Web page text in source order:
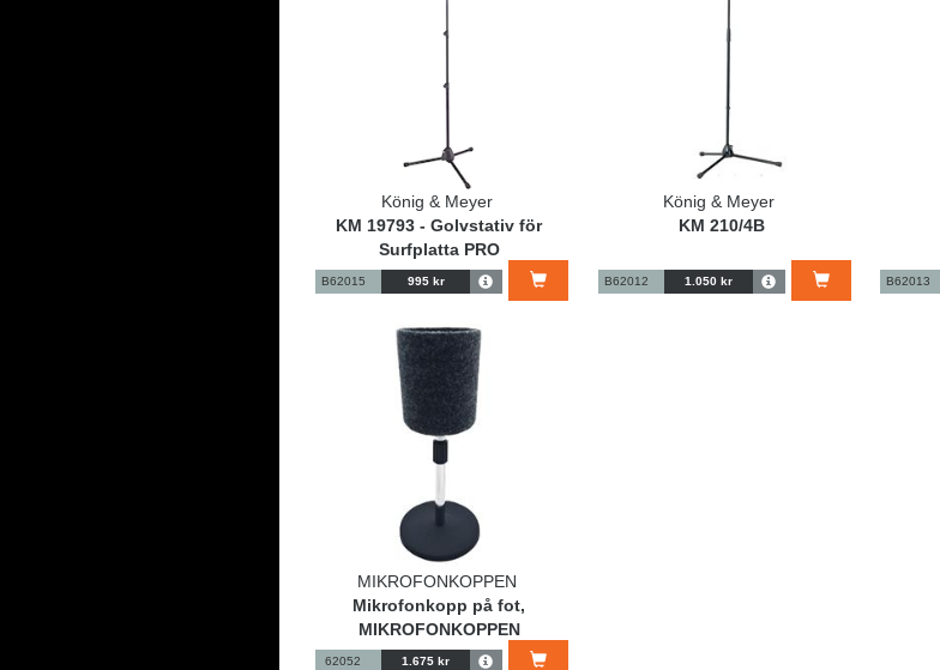
König & Meyer
KM 19793 - Golvstativ för
Surfplatta PRO
B62015 995 kr
König & Meyer
KM 210/4B
B62012 1.050 kr B62013
MIKROFONKOPPEN
Mikrofonkopp på fot,
MIKROFONKOPPEN
62052 1.675 kr